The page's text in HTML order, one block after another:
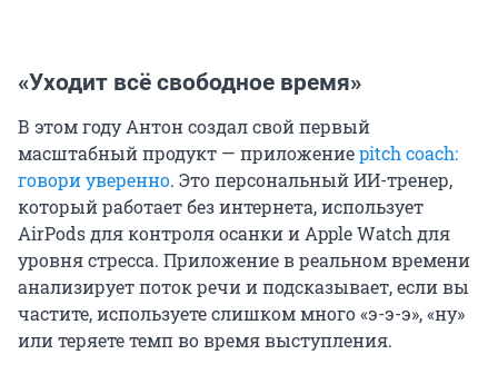
«Уходит всё свободное время»
В этом году Антон создал свой первый
масштабный продукт — приложениеpitch coach:
говори уверенно. Это персональный ИИ-тренер,
который работает без интернета, использует
AirPods для контроля осанки и Apple Watch для
уровня стресса. Приложение в реальном времени
анализирует поток речи и подсказывает, если вы
частите, используете слишком много «э-э-э», «ну»
или теряете темп во время выступления.